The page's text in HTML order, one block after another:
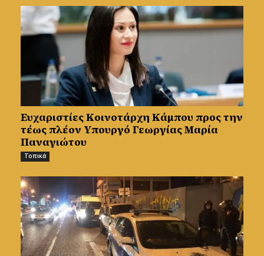
Ευχαριστίες Κοινοτάρχη Κάμπου προς την
τέως πλέον Υπουργό Γεωργίας Μαρία
Παναγιώτου
Τοπικά